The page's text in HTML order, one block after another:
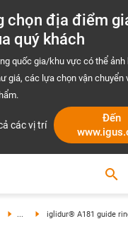
chọn địa điểm
quý khách
quốc gia/khu vực có thể ảnh
giá, các lựa chọn vận chuyển
các vị trí
Đến
search
... iglidur® A181 guide